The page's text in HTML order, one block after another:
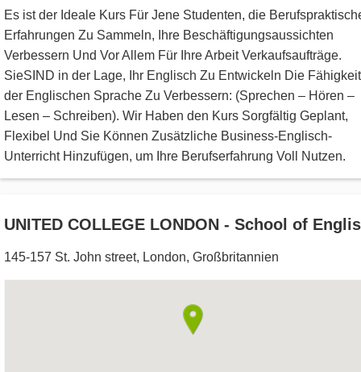
Es ist der Ideale Kurs Für Jene Studenten, die
Erfahrungen Zu Sammeln, Ihre Beschäftigungsaussichten
Verbessern Und Vor Allem Für Ihre Arbeit Verkaufsaufträge.
SieSIND in der Lage, Ihr Englisch Zu Entwickeln Die
der Englischen Sprache Zu Verbessern: (Sprechen – Hören –
Lesen – Schreiben). Wir Haben den Kurs Sorgfältig Geplant,
Flexibel Und Sie Können Zusätzliche Business-Englisch-
Unterricht Hinzufügen, um Ihre Berufserfahrung Voll Nutzen.
UNITED COLLEGE LONDON - School of
145-157 St. John street, London, Großbritannien